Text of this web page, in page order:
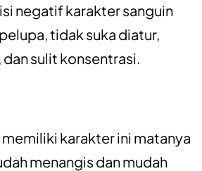
negatif karakter sanguin
tidak suka diatur,
sulit konsentrasi.
karakter ini matanya
menangis dan mudah